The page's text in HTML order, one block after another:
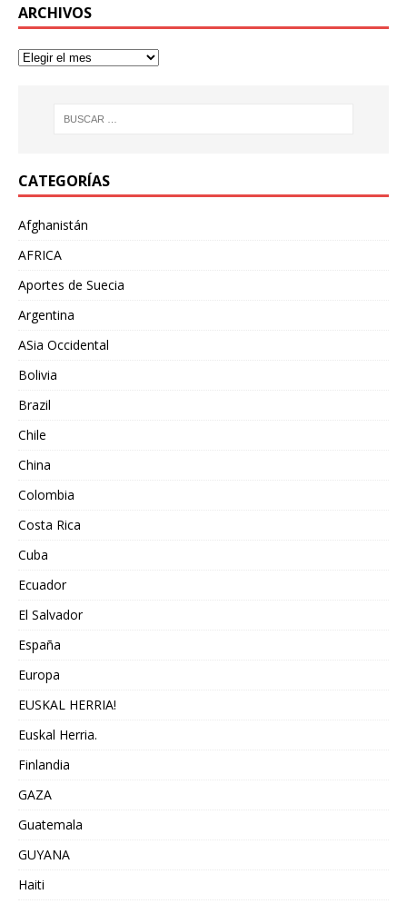
ARCHIVOS
CATEGORÍAS
Afghanistán
AFRICA
Aportes de Suecia
Argentina
ASia Occidental
Bolivia
Brazil
Chile
China
Colombia
Costa Rica
Cuba
Ecuador
El Salvador
España
Europa
EUSKAL HERRIA!
Euskal Herria.
Finlandia
GAZA
Guatemala
GUYANA
Haiti